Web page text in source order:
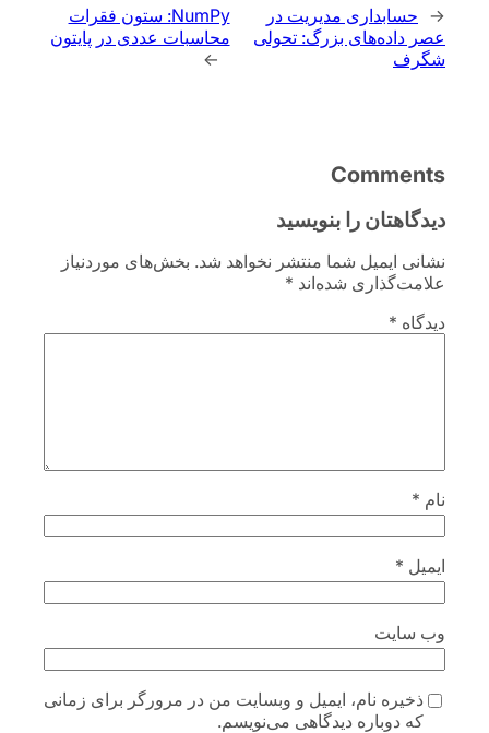
← حسابداری مدیریت در
عصر داده‌های بزرگ: تحولی
شگرف
NumPy: ستون فقرات
محاسبات عددی در پایتون
→
Comments
دیدگاهتان را بنویسید
نشانی ایمیل شما منتشر نخواهد شد. بخش‌های موردنیاز
علامت‌گذاری شده‌اند *
دیدگاه *
نام *
ایمیل *
وب‌ سایت
ذخیره نام، ایمیل و وبسایت من در مرورگر برای زمانی
که دوباره دیدگاهی می‌نویسم.